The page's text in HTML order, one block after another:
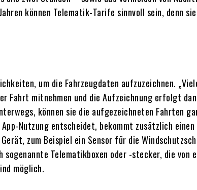
können Telematik-Tarife sinnvoll sein, denn
um die Fahrzeugdaten aufzuzeichnen.
Fahrt mitnehmen und die Aufzeichnung erfolgt
können sie die aufgezeichneten Fahrten
Nutzung entscheidet, bekommt zusätzlich
zum Beispiel ein Sensor für die
Telematikboxen oder -stecker, die von
möglich.